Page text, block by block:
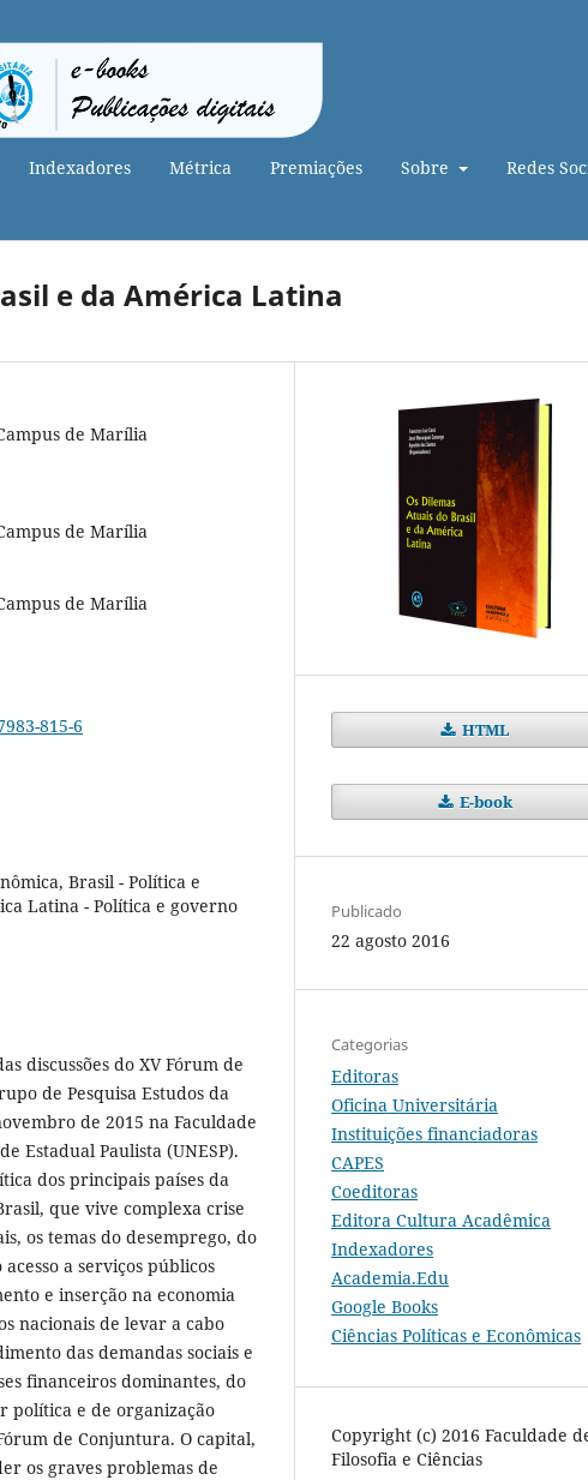
Indexadores Métrica Premiações Sobre Redes
e da América Latina
de Marília
de Marília
de Marília
815-6
Brasil - Política e
Latina - Política e governo
discussões do XV Fórum de
de Pesquisa Estudos da
de 2015 na Faculdade
Estadual Paulista (UNESP).
dos principais países da
que vive complexa crise
os temas do desemprego, do
a serviços públicos
e inserção na economia
nacionais de levar a cabo
das demandas sociais e
financeiros dominantes, do
política e de organização
de Conjuntura. O capital,
os graves problemas de
HTML
E-book
Publicado
22 agosto 2016
Categorias
Editoras
Oficina Universitária
Instituições financiadoras
CAPES
Coeditoras
Editora Cultura Acadêmica
Indexadores
Academia.Edu
Google Books
Ciências Políticas e Econômicas
Copyright (c) 2016 Faculdade
Filosofia e Ciências